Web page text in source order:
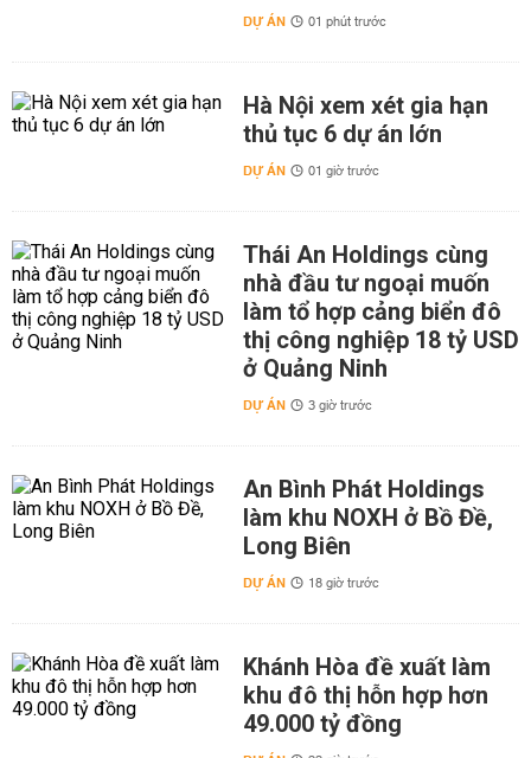
DỰ ÁN 01 phút trước
Hà Nội xem xét gia hạn
thủ tục 6 dự án lớn
DỰ ÁN 01 giờ trước
Thái An Holdings cùng
nhà đầu tư ngoại muốn
làm tổ hợp cảng biển đô
thị công nghiệp 18 tỷ USD
ở Quảng Ninh
DỰ ÁN 3 giờ trước
An Bình Phát Holdings
làm khu NOXH ở Bồ Đề,
Long Biên
DỰ ÁN 18 giờ trước
Khánh Hòa đề xuất làm
khu đô thị hỗn hợp hơn
49.000 tỷ đồng